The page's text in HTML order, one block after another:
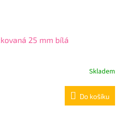
25 mm bílá
Skladem
Do košíku